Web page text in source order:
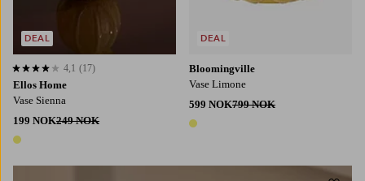
Ellos Home
Vase Sienna
199 NOK249 NOK
1 farge
4,1 basert på 17 karaktergivninger
4,1 (17)
DEAL
Bloomingville
Vase Limone
599 NOK799 NOK
1 farge
DEAL